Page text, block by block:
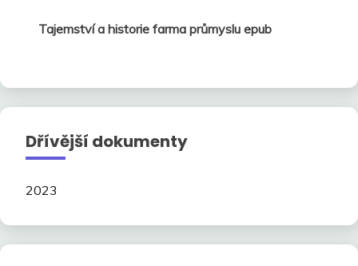
Tajemství a historie farma průmyslu epub
Dřívější dokumenty
2023